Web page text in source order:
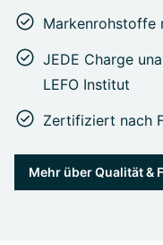
Markenrohstoffe
JEDE Charge
LEFO Institut
Zertifiziert nach
Mehr über Qualität &